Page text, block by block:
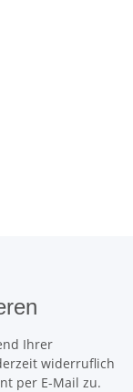
Ihrer
widerruflich
per E-Mail zu.